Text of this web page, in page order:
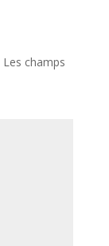
Les champs